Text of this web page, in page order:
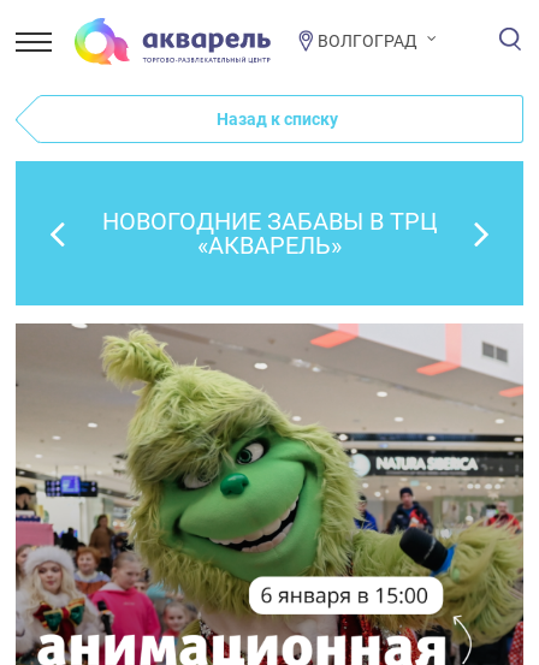
ВОЛГОГРАД
Назад к списку
НОВОГОДНИЕ ЗАБАВЫ В ТРЦ
«АКВАРЕЛЬ»